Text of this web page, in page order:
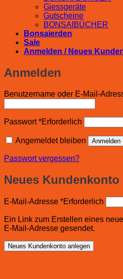
Giessgeräte
Gutscheine
BONSAIBÜCHER
Bonsaierden
Sale
Anmelden / Neues
Anmelden
Benutzername oder E-Mail-
Passwort*Erforderlich
Angemeldet bleiben Anmelden
Passwort vergessen?
Neues Kundenkonto
E-Mail-Adresse *Erforderlich
Ein Link zum Erstellen eines
E-Mail-Adresse gesendet.
Neues Kundenkonto anlegen